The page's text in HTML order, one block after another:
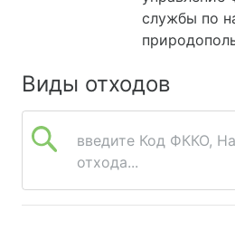
службы по
Виды отходов
введите Код ФККО,
отхода...